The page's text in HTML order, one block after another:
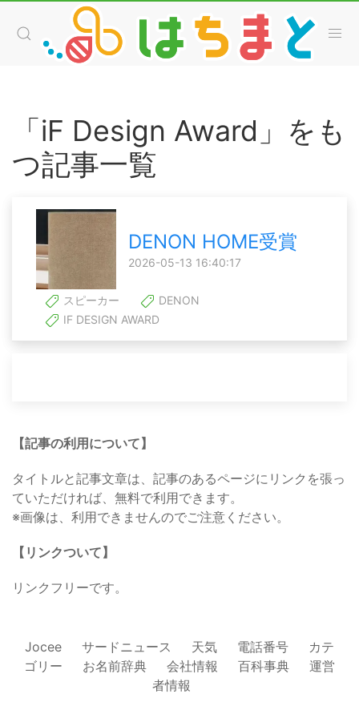
「iF Design Award」をも
つ記事一覧
DENON HOME受賞
2026-05-13 16:40:17
スピーカー
DENON
IF DESIGN AWARD
【記事の利用について】
タイトルと記事文章は、記事のあるページにリンクを張っ
ていただければ、無料で利用できます。
※画像は、利用できませんのでご注意ください。
【リンクついて】
リンクフリーです。
Jocee サードニュース 天気 電話番号
カテ
ゴリー
お名前辞典 会社情報 百科事典
運営
者情報